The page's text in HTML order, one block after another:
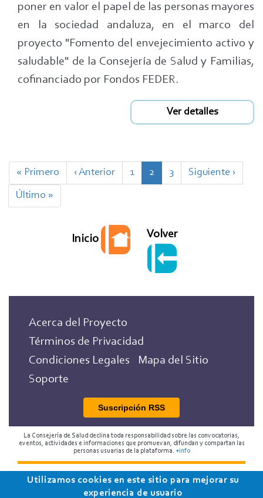
poner en valor el papel de las personas mayores
en la sociedad andaluza, en el marco del
proyecto "Fomento del envejecimiento activo y
saludable" de la Consejería de Salud y Familias,
cofinanciado por Fondos FEDER.
Ver detalles
Paginación
Primera
página
« Primero
Página
anterior
‹ Anterior Page
1
Página
actual
2 Page
3
Siguiente
página
Siguiente ›
Última
página
Último »
Inicio Volver
Acerca del Proyecto
Términos de Privacidad
Condiciones Legales
Mapa del Sitio
Soporte
Suscripción RSS
La Consejería de Salud declina toda responsabilidad sobre las convocatorias,
eventos, actividades e informaciones que promuevan, difundan y compartan las
personas usuarias de la plataforma. +info
2018 Programa de Envejecimiento Saludable de la
Consejería de Salud
Utilizamos cookies en este sitio para mejorar su
experiencia de usuario